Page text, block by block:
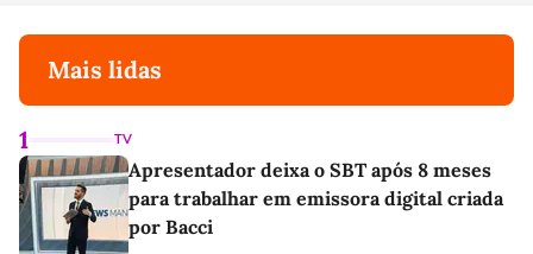
Mais lidas
1 TV
Apresentador deixa o SBT após 8 meses
para trabalhar em emissora digital criada
por Bacci